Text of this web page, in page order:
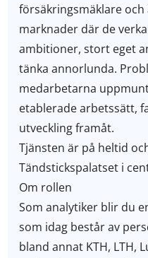
försäkringsmäklare
marknader där de
ambitioner, stort eget
tänka annorlunda.
medarbetarna
etablerade arbetssätt,
utveckling framåt.
Tjänsten är på heltid
Tändstickspalatset i
Om rollen
Som analytiker blir du
som idag består av
bland annat KTH, LTH,